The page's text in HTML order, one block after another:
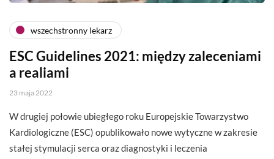
wszechstronny lekarz
ESC Guidelines 2021: między zaleceniami
a realiami
23 maja 2022
W drugiej połowie ubiegłego roku Europejskie Towarzystwo
Kardiologiczne (ESC) opublikowało nowe wytyczne w zakresie
stałej stymulacji serca oraz diagnostyki i leczenia